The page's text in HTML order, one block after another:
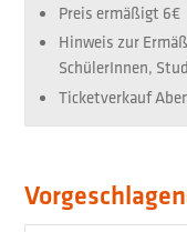
Preis ermäßigt 6€
Hinweis zur
SchülerInnen,
Ticketverkauf